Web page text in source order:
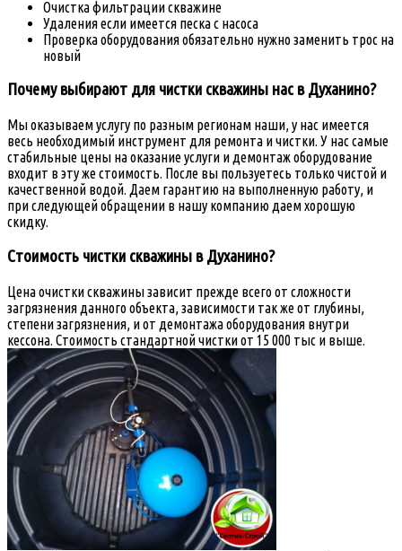
Очистка фильтрации скважине
Удаления если имеется песка с насоса
Проверка оборудования обязательно нужно заменить трос на
новый
Почему выбирают для чистки скважины нас в Духанино?
Мы оказываем услугу по разным регионам наши, у нас имеется
весь необходимый инструмент для ремонта и чистки. У нас самые
стабильные цены на оказание услуги и демонтаж оборудование
входит в эту же стоимость. После вы пользуетесь только чистой и
качественной водой. Даем гарантию на выполненную работу, и
при следующей обращении в нашу компанию даем хорошую
скидку.
Стоимость чистки скважины в Духанино?
Цена очистки скважины зависит прежде всего от сложности
загрязнения данного объекта, зависимости так же от глубины,
степени загрязнения, и от демонтажа оборудования внутри
кессона. Стоимость стандартной чистки от 15 000 тыс и выше.